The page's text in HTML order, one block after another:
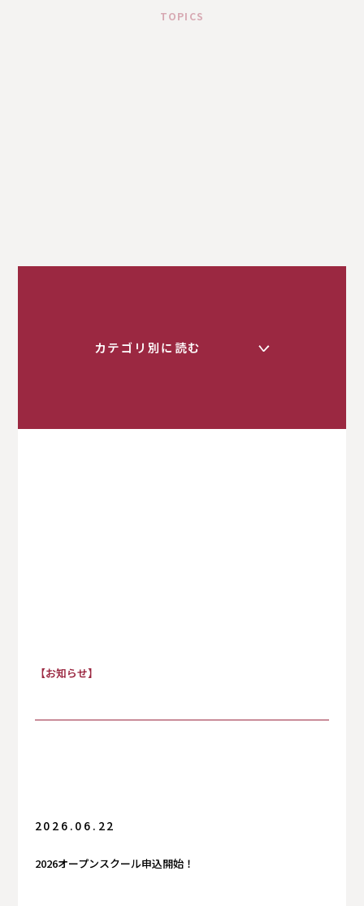
TOPICS
カテゴリ別に読む く
【お知らせ】
2026.06.22
2026オープンスクール申込開始！